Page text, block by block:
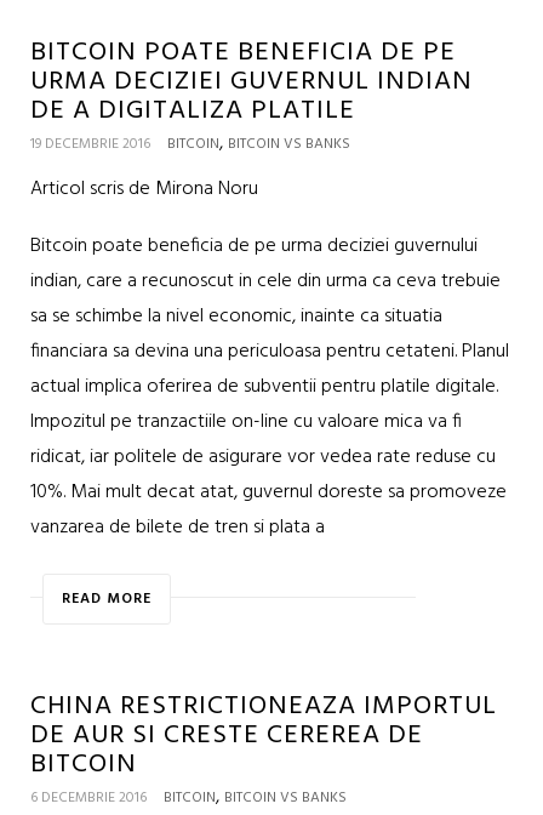
BITCOIN POATE BENEFICIA DE PE
URMA DECIZIEI GUVERNUL INDIAN
DE A DIGITALIZA PLATILE
19 DECEMBRIE 2016 BITCOIN, BITCOIN VS BANKS
Articol scris de Mirona Noru
Bitcoin poate beneficia de pe urma deciziei guvernului
indian, care a recunoscut in cele din urma ca ceva trebuie
sa se schimbe la nivel economic, inainte ca situatia
financiara sa devina una periculoasa pentru cetateni. Planul
actual implica oferirea de subventii pentru platile digitale.
Impozitul pe tranzactiile on-line cu valoare mica va fi
ridicat, iar politele de asigurare vor vedea rate reduse cu
10%. Mai mult decat atat, guvernul doreste sa promoveze
vanzarea de bilete de tren si plata a
READ MORE
CHINA RESTRICTIONEAZA IMPORTUL
DE AUR SI CRESTE CEREREA DE
BITCOIN
6 DECEMBRIE 2016 BITCOIN, BITCOIN VS BANKS